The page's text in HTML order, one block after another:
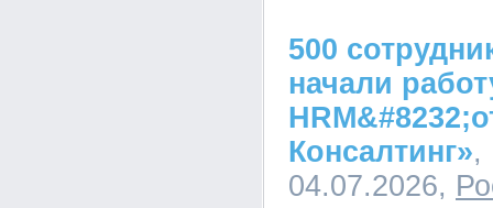
500
начали
Консалтинг»,
04.07.2026,